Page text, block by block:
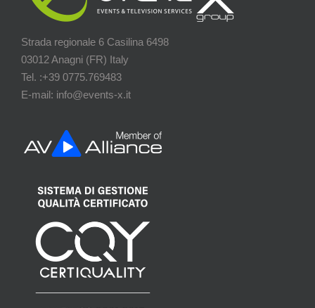
Strada regionale 6 Casilina 6498
03012 Anagni (FR) Italy
Tel. :+39 0775.769483
E-mail: info@events-x.it